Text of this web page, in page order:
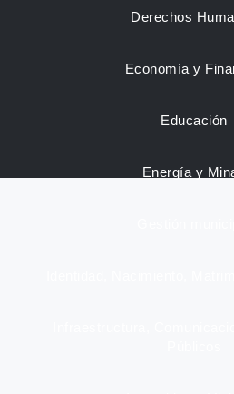
Derechos
Economía y
Educación
Energía y